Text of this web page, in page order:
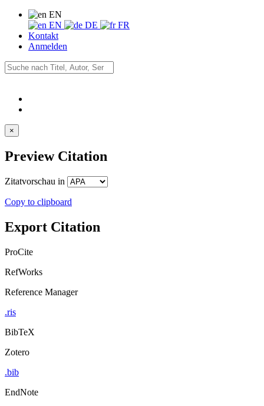
EN
EN
DE
FR
Kontakt
Anmelden
×
Preview Citation
Zitatvorschau in
Copy to clipboard
Export Citation
ProCite
RefWorks
Reference Manager
.ris
BibTeX
Zotero
.bib
EndNote